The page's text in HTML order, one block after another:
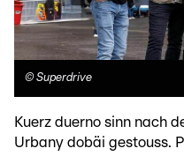
© Superdrive
Kuerz duerno sinn nach
Urbany dobäi gestouss.